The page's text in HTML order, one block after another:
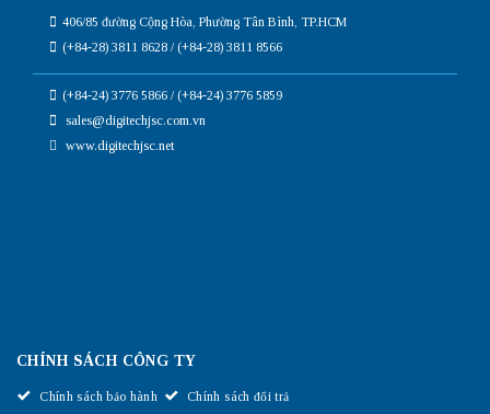
406/85 đường Cộng Hòa, Phường Tân Bình, TP.HCM
(+84-28) 3811 8628 / (+84-28) 3811 8566
(+84-24) 3776 5866 / (+84-24) 3776 5859
sales@digitechjsc.com.vn
www.digitechjsc.net
CHÍNH SÁCH CÔNG TY
Chính sách bảo hành Chính sách đổi trả